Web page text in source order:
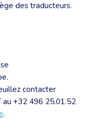
des traducteurs.
contacter
au +32 496 25.01.52
.